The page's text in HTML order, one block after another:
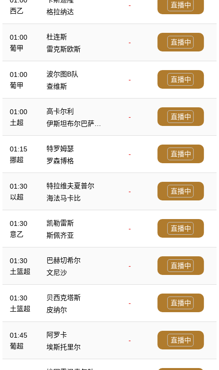
西乙
-
格拉纳达
直播中
01:00
葡甲
杜连斯
-
雷克斯欧斯
直播中
01:00
葡甲
波尔图B队
-
查维斯
直播中
01:00
土超
高卡尔利
-
伊斯坦布尔巴萨克
塞尔
直播中
01:15
挪超
特罗姆瑟
-
罗森博格
直播中
01:30
以超
特拉维夫夏普尔
-
海法马卡比
直播中
01:30
意乙
凯勒雷斯
-
斯佩齐亚
直播中
01:30
土篮超
巴赫切希尔
-
文尼沙
直播中
01:30
土篮超
贝西克塔斯
-
皮纳尔
直播中
01:45
葡超
阿罗卡
-
埃斯托里尔
直播中